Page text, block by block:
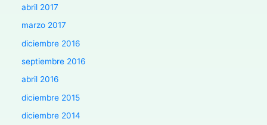
abril 2017
marzo 2017
diciembre 2016
septiembre 2016
abril 2016
diciembre 2015
diciembre 2014